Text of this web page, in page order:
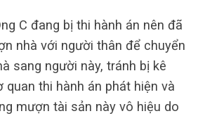
C đang bị thi hành án nên đã
nhà với người thân để chuyển
sang người này, tránh bị kê
quan thi hành án phát hiện và
mượn tài sản này vô hiệu do